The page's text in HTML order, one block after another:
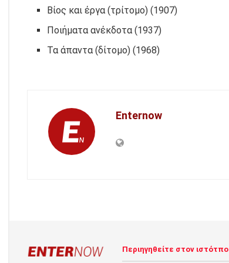
Βίος και έργα (τρίτομο) (1907)
Ποιήματα ανέκδοτα (1937)
Τα άπαντα (δίτομο) (1968)
Enternow
Περιηγηθείτε στον ιστότπο